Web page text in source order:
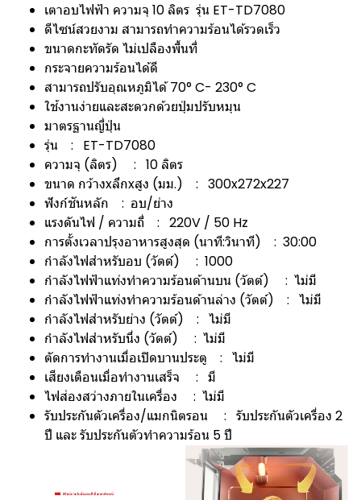
เตาอบไฟฟ้า ความจุ 10 ลิตร รุ่น ET-TD7080
ดีไซน์สวยงาม สามารถทำความร้อนได้รวดเร็ว
ขนาดกะทัดรัด ไม่เปลืองพื้นที่
กระจายความร้อนได้ดี
สามารถปรับอุณหภูมิได้ 70° C- 230° C
ใช้งานง่ายและสะดวกด้วยปุ่มปรับหมุน
มาตรฐานญี่ปุ่น
รุ่น : ET-TD7080
ความจุ (ลิตร) : 10 ลิตร
ขนาด กว้างxลึกxสูง (มม.) : 300x272x227
ฟังก์ชันหลัก : อบ/ย่าง
แรงดันไฟ / ความถี่ : 220V / 50 Hz
การตั้งเวลาปรุงอาหารสูงสุด (นาที:วินาที) : 30:00
กำลังไฟสำหรับอบ (วัตต์) : 1000
กำลังไฟฟ้าแท่งทำความร้อนด้านบน (วัตต์) : ไม่มี
กำลังไฟฟ้าแท่งทำความร้อนด้านล่าง (วัตต์) : ไม่มี
กำลังไฟสำหรับย่าง (วัตต์) : ไม่มี
กำลังไฟสำหรับนึ่ง (วัตต์) : ไม่มี
ตัดการทำงานเมื่อเปิดบานประตู : ไม่มี
เสียงเตือนเมื่อทำงานเสร็จ : มี
ไฟส่องสว่างภายในเครื่อง : ไม่มี
รับประกันตัวเครื่อง/แมกนิตรอน : รับประกันตัวเครื่อง 2
ปี และ รับประกันตัวทำความร้อน 5 ปี